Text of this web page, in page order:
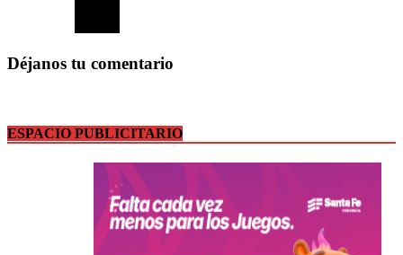
Déjanos tu comentario
ESPACIO PUBLICITARIO